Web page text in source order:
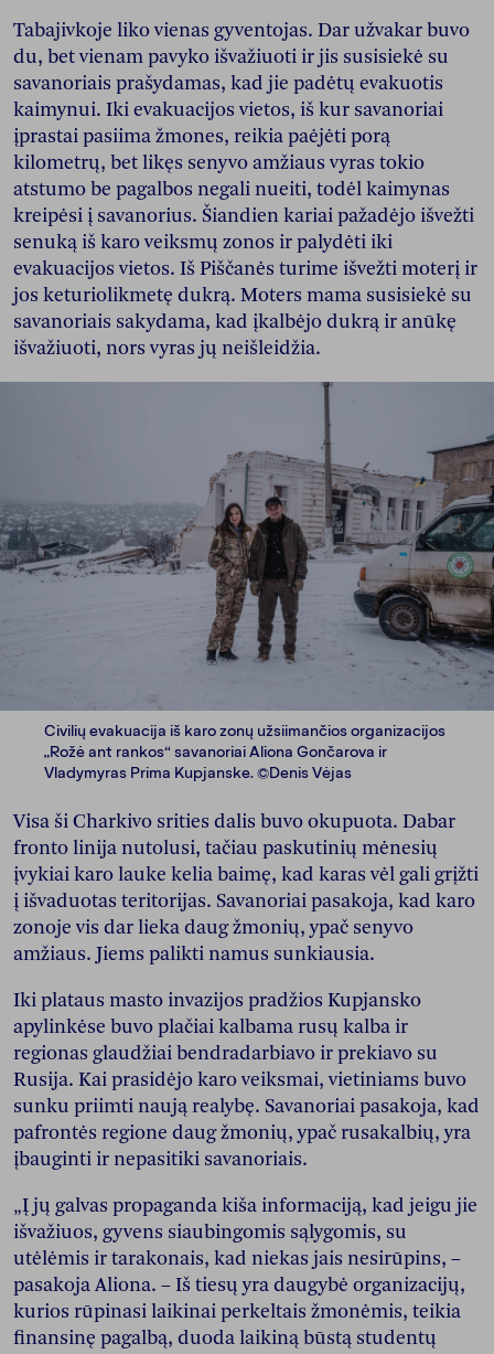
Tabajivkoje liko vienas gyventojas. Dar užvakar buvo
du, bet vienam pavyko išvažiuoti ir jis susisiekė su
savanoriais prašydamas, kad jie padėtų evakuotis
kaimynui. Iki evakuacijos vietos, iš kur savanoriai
įprastai pasiima žmones, reikia paėjėti porą
kilometrų, bet likęs senyvo amžiaus vyras tokio
atstumo be pagalbos negali nueiti, todėl kaimynas
kreipėsi į savanorius. Šiandien kariai pažadėjo išvežti
senuką iš karo veiksmų zonos ir palydėti iki
evakuacijos vietos. Iš Piščanės turime išvežti moterį ir
jos keturiolikmetę dukrą. Moters mama susisiekė su
savanoriais sakydama, kad įkalbėjo dukrą ir anūkę
išvažiuoti, nors vyras jų neišleidžia.
Civilių evakuacija iš karo zonų užsiimančios organizacijos
„Rožė ant rankos“ savanoriai Aliona Gončarova ir
Vladymyras Prima Kupjanske. ©Denis Vėjas
Visa ši Charkivo srities dalis buvo okupuota. Dabar
fronto linija nutolusi, tačiau paskutinių mėnesių
įvykiai karo lauke kelia baimę, kad karas vėl gali grįžti
į išvaduotas teritorijas. Savanoriai pasakoja, kad karo
zonoje vis dar lieka daug žmonių, ypač senyvo
amžiaus. Jiems palikti namus sunkiausia.
Iki plataus masto invazijos pradžios Kupjansko
apylinkėse buvo plačiai kalbama rusų kalba ir
regionas glaudžiai bendradarbiavo ir prekiavo su
Rusija. Kai prasidėjo karo veiksmai, vietiniams buvo
sunku priimti naują realybę. Savanoriai pasakoja, kad
pafrontės regione daug žmonių, ypač rusakalbių, yra
įbauginti ir nepasitiki savanoriais.
„Į jų galvas propaganda kiša informaciją, kad jeigu jie
išvažiuos, gyvens siaubingomis sąlygomis, su
utėlėmis ir tarakonais, kad niekas jais nesirūpins, –
pasakoja Aliona. – Iš tiesų yra daugybė organizacijų,
kurios rūpinasi laikinai perkeltais žmonėmis, teikia
finansinę pagalbą, duoda laikiną būstą studentų